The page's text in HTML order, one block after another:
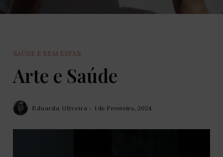
SAÚDE E BEM ESTAR
Arte e Saúde
Eduarda Oliveira 1 de Fevereiro, 2024